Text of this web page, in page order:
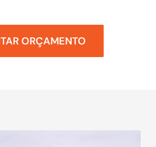
ORÇAMENTO